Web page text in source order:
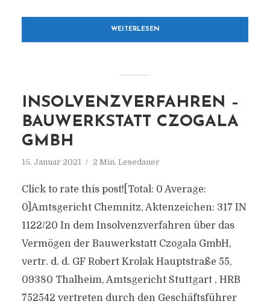
WEITERLESEN
INSOLVENZVERFAHREN –
BAUWERKSTATT CZOGALA
GMBH
15. Januar 2021 2 Min. Lesedauer
Click to rate this post![Total: 0 Average:
0]Amtsgericht Chemnitz, Aktenzeichen: 317 IN
1122/20 In dem Insolvenzverfahren über das
Vermögen der Bauwerkstatt Czogala GmbH,
vertr. d. d. GF Robert Krolak Hauptstraße 55,
09380 Thalheim, Amtsgericht Stuttgart , HRB
752542 vertreten durch den Geschäftsführer